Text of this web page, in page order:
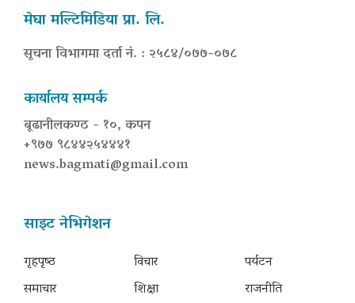
मेघा मल्टिमिडिया प्रा. लि.
सूचना विभागमा दर्ता नं. : २५८४/०७७-०७८
कार्यालय सम्पर्क
बूढानीलकण्ठ - १०, कपन
+९७७ ९८४४२५४४४१
news.bagmati@gmail.com
साइट नेभिगेशन
गृहपृष्‍ठ
समाचार
विचार
शिक्षा
पर्यटन
राजनीति